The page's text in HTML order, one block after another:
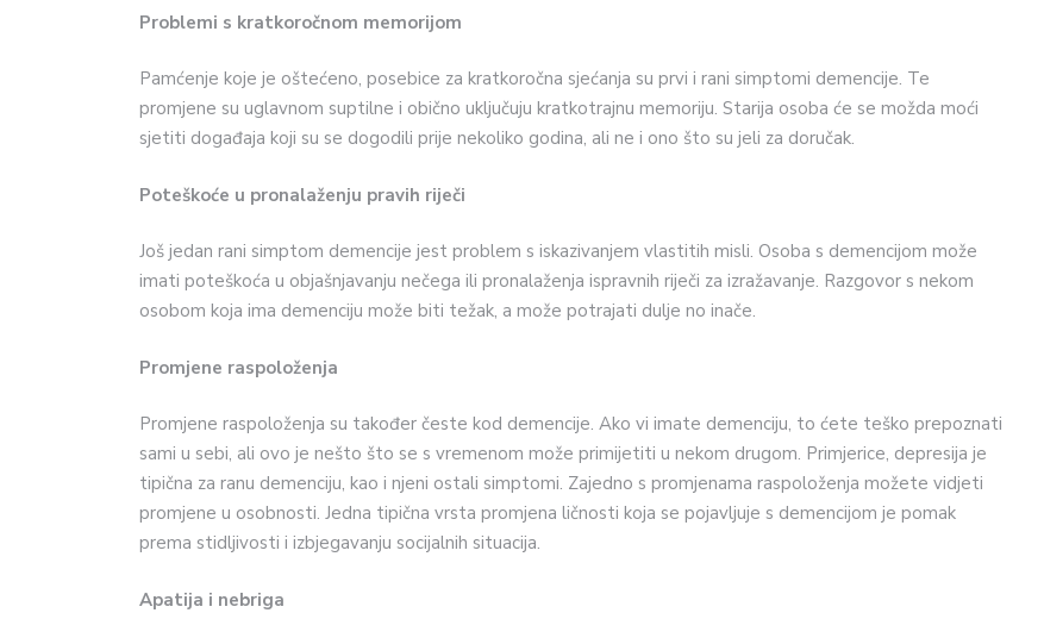
Problemi s kratkoročnom memorijom
Pamćenje koje je oštećeno, posebice za kratkoročna sjećanja su prvi i rani simptomi demencije. Te
promjene su uglavnom suptilne i obično uključuju kratkotrajnu memoriju. Starija osoba će se možda moći
sjetiti događaja koji su se dogodili prije nekoliko godina, ali ne i ono što su jeli za doručak.
Poteškoće u pronalaženju pravih riječi
Još jedan rani simptom demencije jest problem s iskazivanjem vlastitih misli. Osoba s demencijom može
imati poteškoća u objašnjavanju nečega ili pronalaženja ispravnih riječi za izražavanje. Razgovor s nekom
osobom koja ima demenciju može biti težak, a može potrajati dulje no inače.
Promjene raspoloženja
Promjene raspoloženja su također česte kod demencije. Ako vi imate demenciju, to ćete teško prepoznati
sami u sebi, ali ovo je nešto što se s vremenom može primijetiti u nekom drugom. Primjerice, depresija je
tipična za ranu demenciju, kao i njeni ostali simptomi. Zajedno s promjenama raspoloženja možete vidjeti
promjene u osobnosti. Jedna tipična vrsta promjena ličnosti koja se pojavljuje s demencijom je pomak
prema stidljivosti i izbjegavanju socijalnih situacija.
Apatija i nebriga